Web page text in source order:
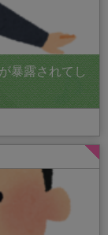
暴露されてし